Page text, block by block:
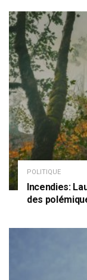
POLITIQUE
Incendies:
des